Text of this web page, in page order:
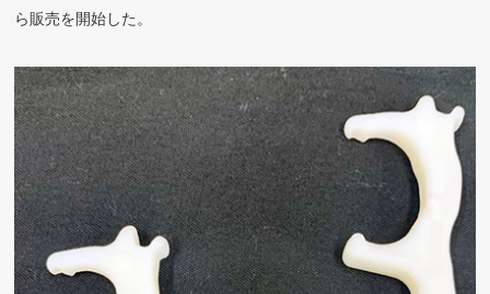
ら販売を開始した。